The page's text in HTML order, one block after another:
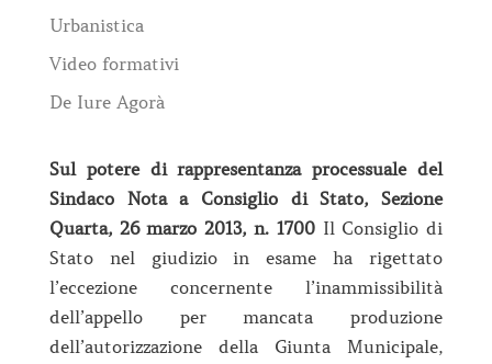
Urbanistica
Video formativi
De Iure Agorà
Sul potere di rappresentanza processuale del
Sindaco Nota a Consiglio di Stato, Sezione
Quarta, 26 marzo 2013, n. 1700Il Consiglio di
Stato nel giudizio in esame ha rigettato
l’eccezione concernente l’inammissibilità
dell’appello per mancata produzione
dell’autorizzazione della Giunta Municipale,